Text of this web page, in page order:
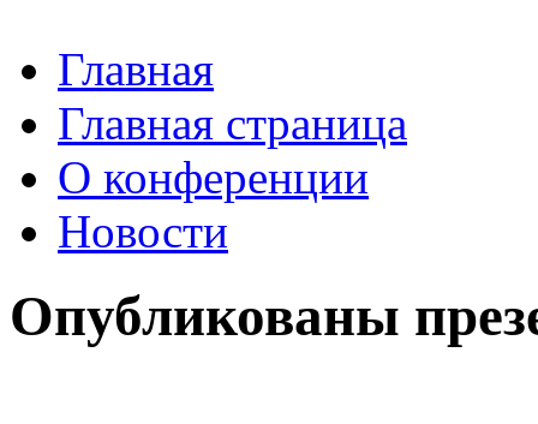
Главная
Главная страница
О конференции
Новости
Опубликованы